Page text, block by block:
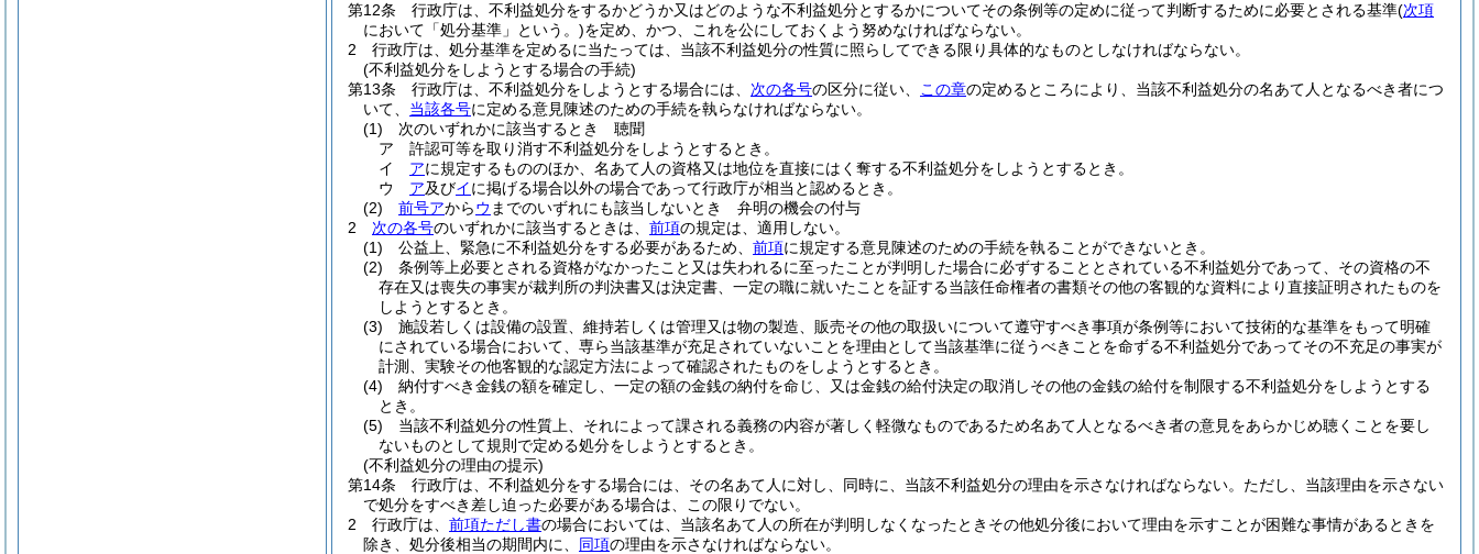
第12条
行政庁は、不利益処分をするかどうか又はどのような不利益処分とするかについてその条例等の定めに従って判断するために必要とされる基準(次項
において「処分基準」という。)を定め、かつ、これを公にしておくよう努めなければならない。
2
行政庁は、処分基準を定めるに当たっては、当該不利益処分の性質に照らしてできる限り具体的なものとしなければならない。
(不利益処分をしようとする場合の手続)
第13条
行政庁は、不利益処分をしようとする場合には、 次の各号の区分に従い、 この章の定めるところにより、当該不利益処分の名あて人となるべき者につ
いて、 当該各号に定める意見陳述のための手続を執らなければならない。
(1)
次のいずれかに該当するとき 聴聞
ア
許認可等を取り消す不利益処分をしようとするとき。
イ
アに規定するもののほか、名あて人の資格又は地位を直接にはく奪する不利益処分をしようとするとき。
ウ
ア及びイに掲げる場合以外の場合であって行政庁が相当と認めるとき。
(2)
前号アからウ までのいずれにも該当しないとき 弁明の機会の付与
2
次の各号のいずれかに該当するときは、 前項の規定は、適用しない。
(1)
公益上、緊急に不利益処分をする必要があるため、 前項に規定する意見陳述のための手続を執ることができないとき。
(2)
条例等上必要とされる資格がなかったこと又は失われるに至ったことが判明した場合に必ずすることとされている不利益処分であって、その資格の不
存在又は喪失の事実が裁判所の判決書又は決定書、一定の職に就いたことを証する当該任命権者の書類その他の客観的な資料により直接証明されたものを
しようとするとき。
(3)
施設若しくは設備の設置、維持若しくは管理又は物の製造、販売その他の取扱いについて遵守すべき事項が条例等において技術的な基準をもって明確
にされている場合において、専ら当該基準が充足されていないことを理由として当該基準に従うべきことを命ずる不利益処分であってその不充足の事実が
計測、実験その他客観的な認定方法によって確認されたものをしようとするとき。
(4)
納付すべき金銭の額を確定し、一定の額の金銭の納付を命じ、又は金銭の給付決定の取消しその他の金銭の給付を制限する不利益処分をしようとする
とき。
(5)
当該不利益処分の性質上、それによって課される義務の内容が著しく軽微なものであるため名あて人となるべき者の意見をあらかじめ聴くことを要し
ないものとして規則で定める処分をしようとするとき。
(不利益処分の理由の提示)
第14条
行政庁は、不利益処分をする場合には、その名あて人に対し、同時に、当該不利益処分の理由を示さなければならない。 ただし、当該理由を示さない
で処分をすべき差し迫った必要がある場合は、この限りでない。
2
行政庁は、 前項ただし書の場合においては、当該名あて人の所在が判明しなくなったときその他処分後において理由を示すことが困難な事情があるときを
除き、処分後相当の期間内に、 同項の理由を示さなければならない。